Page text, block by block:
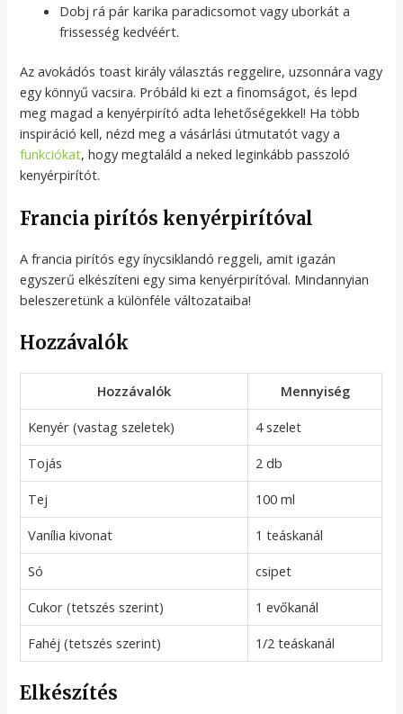
Dobj rá pár karika paradicsomot vagy uborkát a
frissesség kedvéért.
Az avokádós toast király választás reggelire, uzsonnára vagy
egy könnyű vacsira. Próbáld ki ezt a finomságot, és lepd
meg magad a kenyérpirító adta lehetőségekkel! Ha több
inspiráció kell, nézd meg a vásárlási útmutatót vagy a
funkciókat, hogy megtaláld a neked leginkább passzoló
kenyérpirítót.
Francia pirítós kenyérpirítóval
A francia pirítós egy ínycsiklandó reggeli, amit igazán
egyszerű elkészíteni egy sima kenyérpirítóval. Mindannyian
beleszeretünk a különféle változataiba!
Hozzávalók
Hozzávalók
Mennyiség
Kenyér (vastag szeletek)
4 szelet
Tojás
2 db
Tej
100 ml
Vanília kivonat
1 teáskanál
Só
csipet
Cukor (tetszés szerint)
1 evőkanál
Fahéj (tetszés szerint)
1/2 teáskanál
Elkészítés